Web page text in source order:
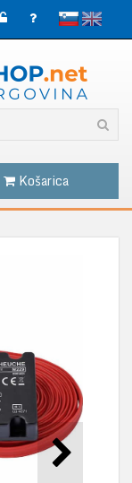
English
Košarica